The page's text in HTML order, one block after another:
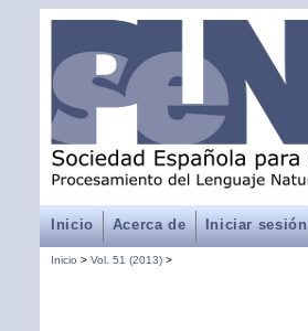
Inicio Acerca de Iniciar sesión
Inicio > Vol. 51 (2013) >